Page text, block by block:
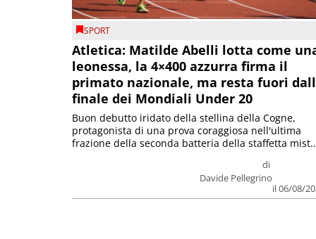
SPORT
Atletica: Matilde Abelli lotta come
leonessa, la 4×400 azzurra firma il
primato nazionale, ma resta fuori
finale dei Mondiali Under 20
di
Davide Pellegrino
il 06/08/
Buon debutto iridato della stellina della Cogne,
protagonista di una prova coraggiosa nell'ultima
frazione della seconda batteria della staffetta